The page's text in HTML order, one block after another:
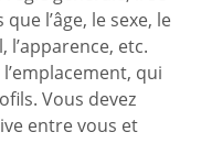
l’âge, le sexe, le
l’apparence, etc.
qui
Vous devez
entre vous et